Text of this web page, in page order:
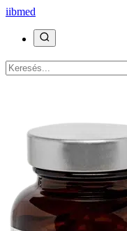
iibmed